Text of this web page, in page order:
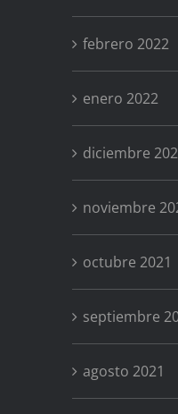
febrero 2022
enero 2022
diciembre
noviembre
octubre 2021
septiembre
agosto 2021